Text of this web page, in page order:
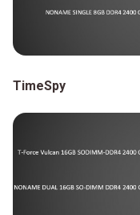
TimeSpy